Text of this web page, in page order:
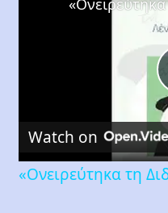
Watch on
«Ονειρεύτηκα τη